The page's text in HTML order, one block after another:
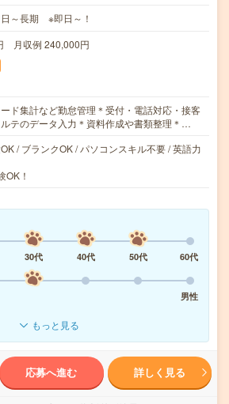
日～長期 ※即日～！
月収例 240,000円
ド集計など勤怠管理＊受付・電話対応・接客
ルテのデータ入力＊資料作成や書類整理＊…
/ ブランクOK / パソコンスキル不要 / 英語力
OK！
30代 40代 50代
60代
男性
もっと見る
応募へ進む 詳しく見る